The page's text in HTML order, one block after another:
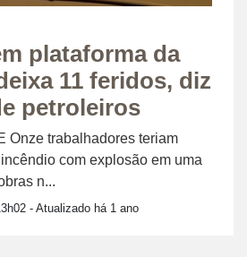
plataforma da
11 feridos, diz
petroleiros
Onze trabalhadores teriam
com explosão em uma
n...
- Atualizado há 1 ano